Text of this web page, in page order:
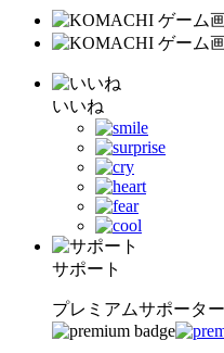
いいね
サポート
プレミアムサポーター